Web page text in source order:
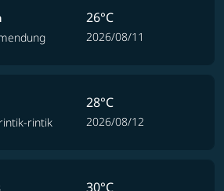
26°C
2026/08/11
rintik
28°C
2026/08/12
30°C